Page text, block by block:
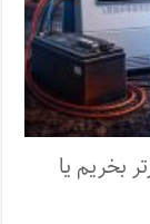
بخریم یا